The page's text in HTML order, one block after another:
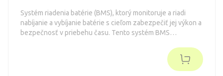
Systém riadenia batérie (BMS), ktorý monitoruje a riadi
nabíjanie a vybíjanie batérie s cieľom zabezpečiť jej výkon a
bezpečnosť v priebehu času. Tento systém BMS
článku batérie a zabraňuje tak nadmernému alebo
nedostatočnému nabíjaniu, ktoré by mohlo viesť k poruche